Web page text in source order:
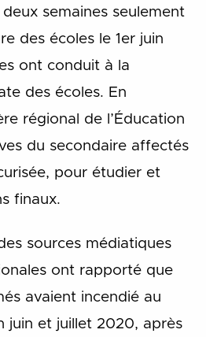
semaines seulement
des écoles le 1er juin
ont conduit à la
des écoles. En
régional de l’Éducation
du secondaire affectés
pour étudier et
finaux.
sources médiatiques
ont rapporté que
avaient incendié au
juin et juillet 2020, après